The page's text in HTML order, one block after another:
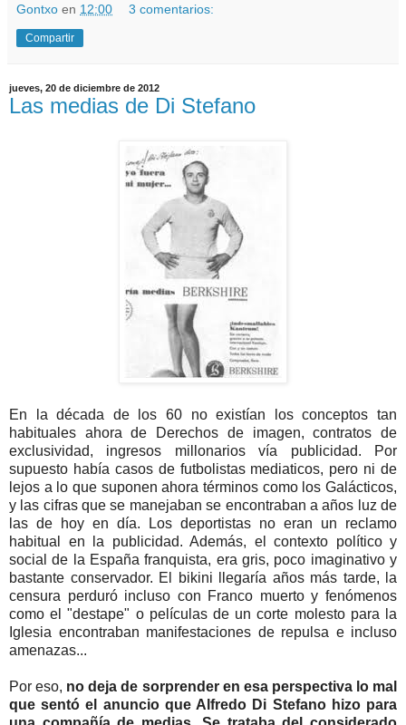
Gontxo en 12:00 3 comentarios:
Compartir
jueves, 20 de diciembre de 2012
Las medias de Di Stefano
En la década de los 60 no existían los conceptos tan
habituales ahora de Derechos de imagen, contratos de
exclusividad, ingresos millonarios vía publicidad. Por
supuesto había casos de futbolistas mediaticos, pero ni de
lejos a lo que suponen ahora términos como los Galácticos,
y las cifras que se manejaban se encontraban a años luz de
las de hoy en día. Los deportistas no eran un reclamo
habitual en la publicidad. Además, el contexto político y
social de la España franquista, era gris, poco imaginativo y
bastante conservador. El bikini llegaría años más tarde, la
censura perduró incluso con Franco muerto y fenómenos
como el "destape" o películas de un corte molesto para la
Iglesia encontraban manifestaciones de repulsa e incluso
amenazas...
Por eso, no deja de sorprender en esa perspectiva lo mal
que sentó el anuncio que Alfredo Di Stefano hizo para